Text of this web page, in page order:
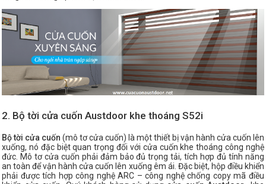
2. Bộ tời cửa cuốn Austdoor khe thoáng S52i
Bộ tời cửa cuốn (mô tơ cửa cuốn) là một thiết bị vận hành cửa cuốn lên
xuống, nó đặc biệt quan trọng đối với cửa cuốn khe thoáng công nghệ
đức. Mô tơ cửa cuốn phải đảm bảo đủ trọng tải, tích hợp đủ tính năng
an toàn để vận hành cửa cuốn lên xuống êm ái. Đặc biệt, hộp điều khiển
phải được tích hợp công nghệ ARC – công nghệ chống copy mã điều